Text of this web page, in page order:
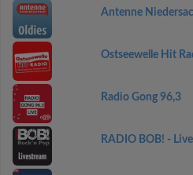
Antenne
Ostseewelle Hit
Radio Gong 96,3
RADIO BOB! -